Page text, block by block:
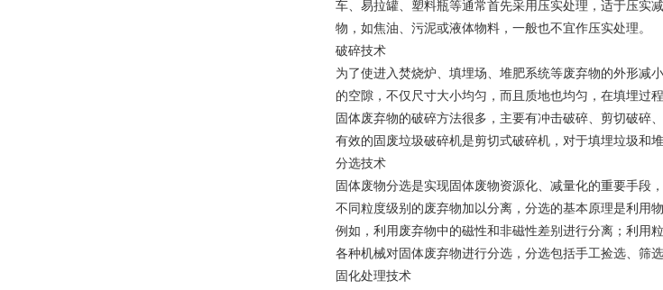
车、易拉罐、塑料瓶等通常首先采用压实处理，适于压实
物，如焦油、污泥或液体物料，一般也不宜作压实处理。
破碎技术
为了使进入焚烧炉、填埋场、堆肥系统等废弃物的外形减
的空隙，不仅尺寸大小均匀，而且质地也均匀，在填埋过程
固体废弃物的破碎方法很多，主要有冲击破碎、剪切破碎
有效的固废垃圾破碎机是剪切式破碎机，对于填埋垃圾和
分选技术
固体废物分选是实现固体废物资源化、减量化的重要手段
不同粒度级别的废弃物加以分离，分选的基本原理是利用
例如，利用废弃物中的磁性和非磁性差别进行分离；利用
各种机械对固体废弃物进行分选，分选包括手工捡选、筛
固化处理技术